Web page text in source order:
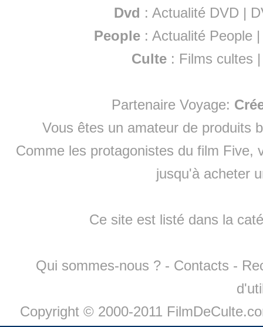
Dvd : Actualité DVD |
People :Actualité People
Culte : Films cultes
Partenaire Voyage:
Vous êtes un amateur de produits
Comme les protagonistes du film Five,
jusqu'à acheter
Ce site est listé dans la
Qui sommes-nous ? - Contacts -
Copyright © 2000-2011